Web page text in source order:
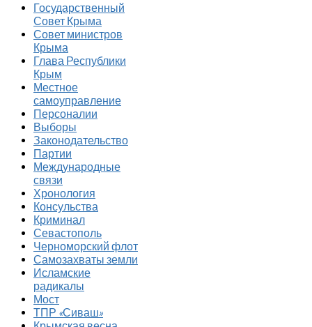
Государственный
Совет Крыма
Совет министров
Крыма
Глава Республики
Крым
Местное
самоуправление
Персоналии
Выборы
Законодательство
Партии
Международные
связи
Хронология
Консульства
Криминал
Севастополь
Черноморский флот
Самозахваты земли
Исламские
радикалы
Мост
ТПР «Сиваш»